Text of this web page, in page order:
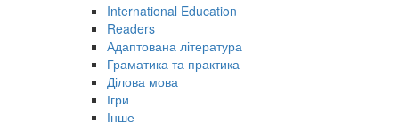
International Education
Readers
Адаптована література
Граматика та практика
Ділова мова
Ігри
Інше